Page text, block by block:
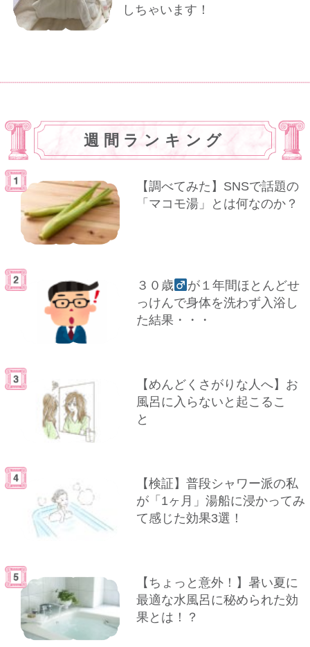
しちゃいます！
週間ランキング
【調べてみた】SNSで話題の
「マコモ湯」とは何なのか？
３０歳
が１年間ほとんどせ
っけんで身体を洗わず入浴し
た結果・・・
【めんどくさがりな人へ】お
風呂に入らないと起こるこ
と
【検証】普段シャワー派の私
が「1ヶ月」湯船に浸かってみ
て感じた効果3選！
【ちょっと意外！】暑い夏に
最適な水風呂に秘められた効
果とは！？